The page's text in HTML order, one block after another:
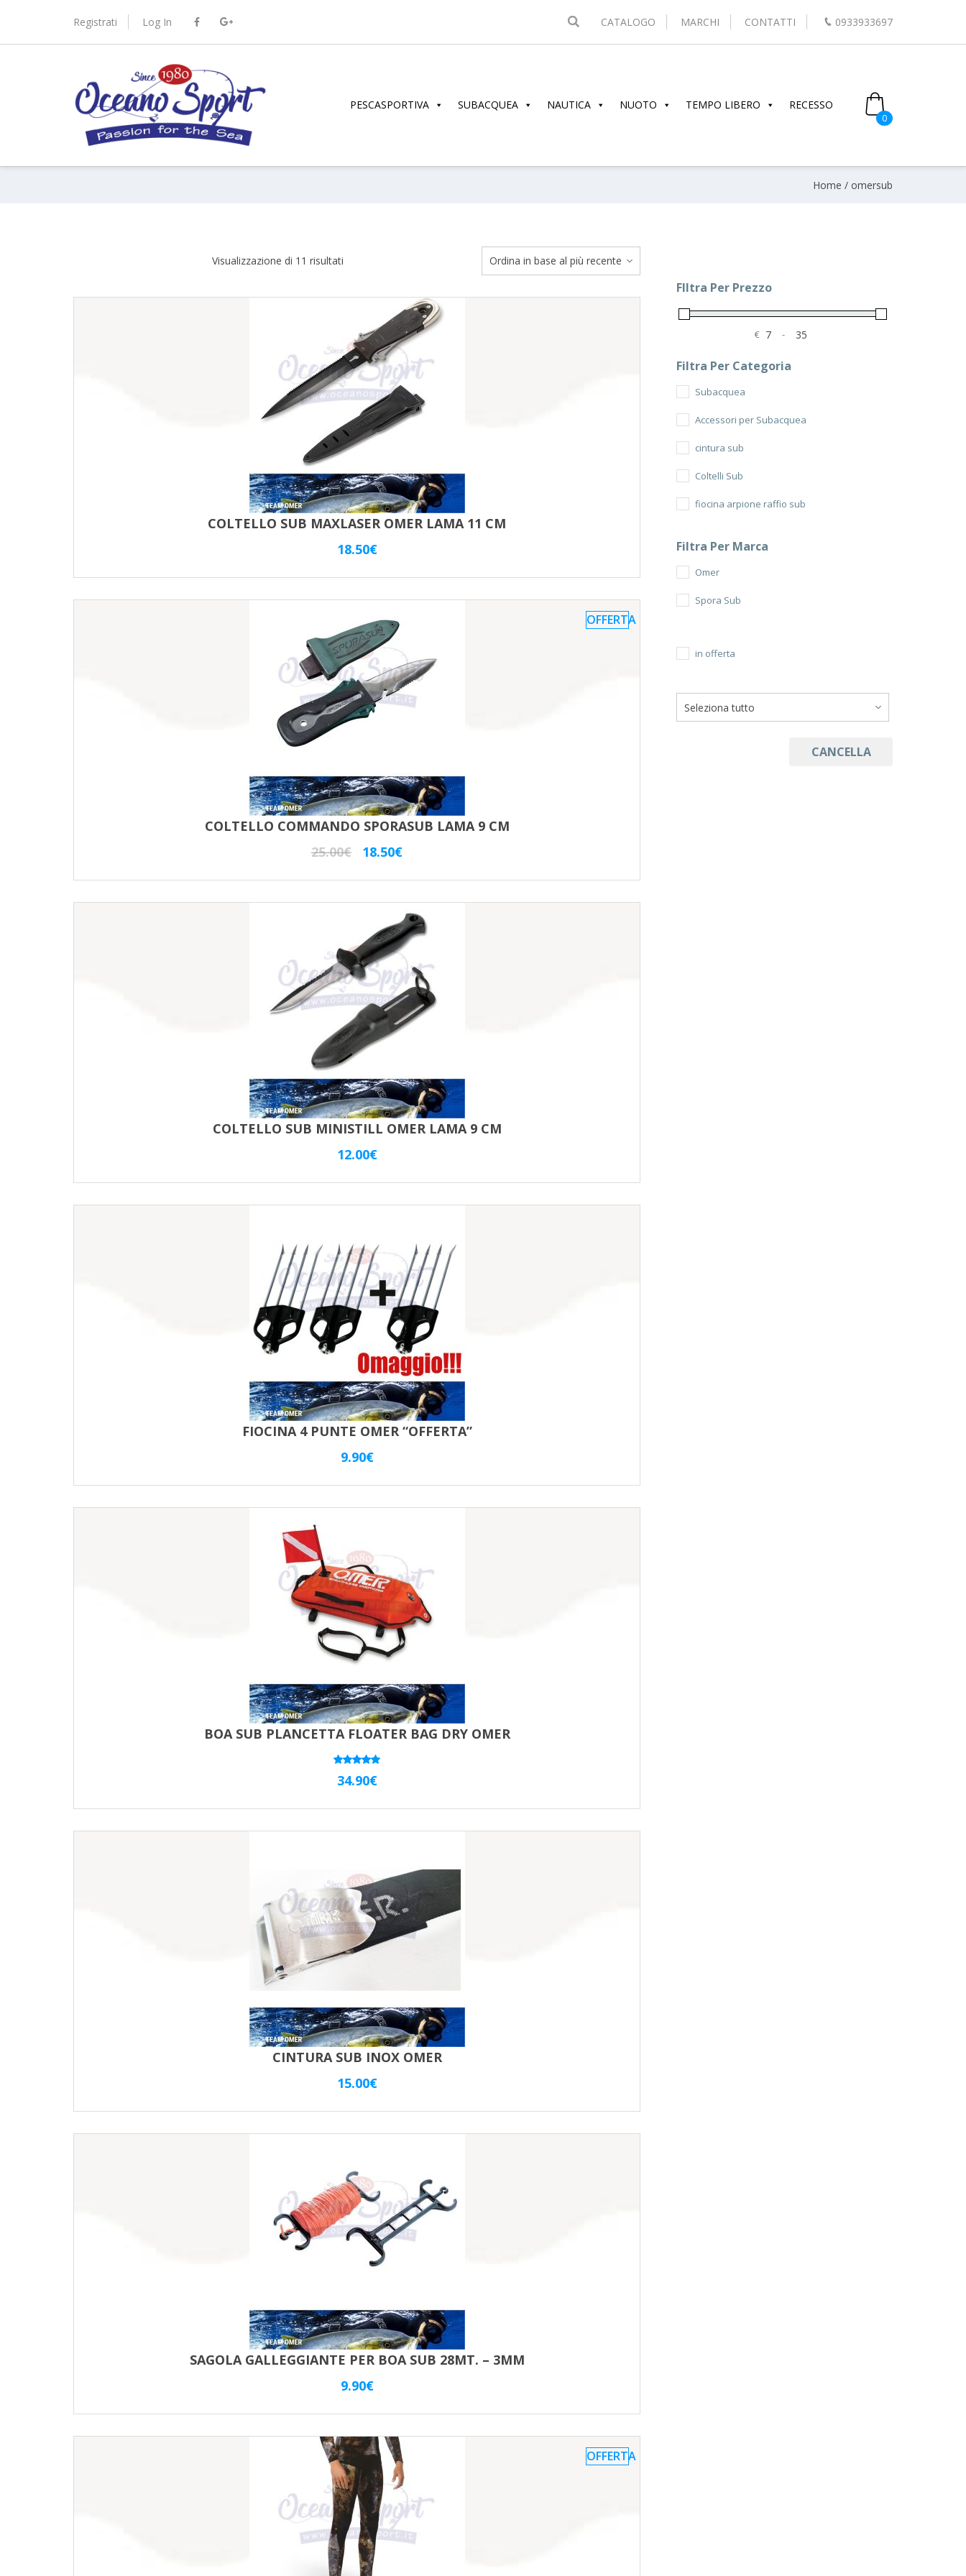
Registrati Log In CATALOGO MARCHI CONTATTI 0933933697
PESCASPORTIVA SUBACQUEA NAUTICA NUOTO TEMPO LIBERO RECESSO
0
Home / omersub
Visualizzazione di 11 risultatiOrdina
recente
COLTELLO SUB MAXLASER OMER LAMA 11 CM
18.50€
OFFERTA
COLTELLO COMMANDO SPORASUB LAMA 9 CM
25.00€
Il
25.00€.
18.50€Il
è:
18.50€.
COLTELLO SUB MINISTILL OMER LAMA 9 CM
12.00€
FIOCINA 4 PUNTE OMER “OFFERTA”
9.90€
BOA SUB PLANCETTA FLOATER BAG DRY OMER
Valutato
5.00su 5
34.90€
CINTURA SUB INOX OMER
15.00€
SAGOLA GALLEGGIANTE PER BOA SUB 28MT. – 3MM
9.90€
OFFERTA
FIltra Per Prezzo
€
Minimum Price
-
Maximum Price
Filtra Per Categoria
Subacquea
Accessori per Subacquea
cintura sub
Coltelli Sub
fiocina arpione raffio sub
Filtra Per Marca
Omer
Spora Sub
in offerta
CANCELLA